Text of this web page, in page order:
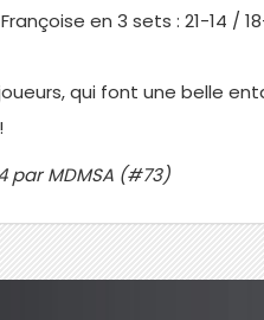
en 3 sets : 21-14 /
qui font une belle
par MDMSA (#73)